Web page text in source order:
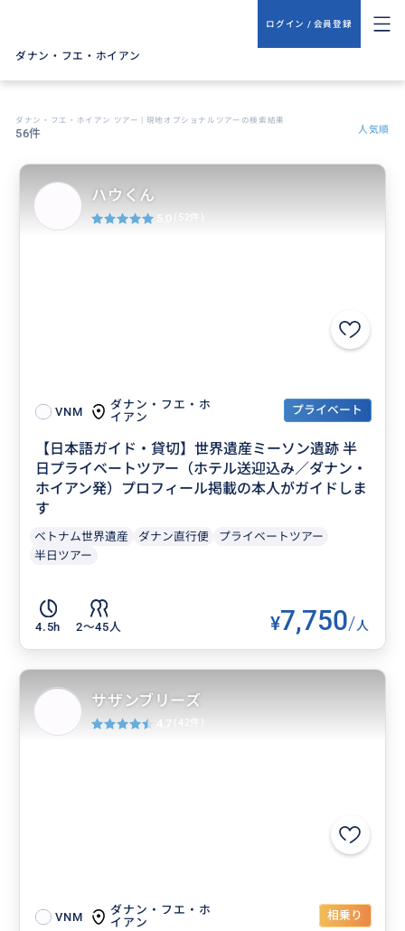
ログイン / 会員登録
ダナン・フエ・ホイアン
ダナン・フエ・ホイアン ツアー | 現地オプショナルツアーの検索結果
56件 人気順
VNM
ダナン・フエ・ホ
イアン
プライベート
【日本語ガイド・貸切】世界遺産ミーソン遺跡 半
日プライベートツアー（ホテル送迎込み／ダナン・
ホイアン発）プロフィール掲載の本人がガイドしま
す
ベトナム世界遺産 ダナン直行便
プライベートツアー
半日ツアー
4.5h 2〜45人 ¥7,750/人
ハウくん
5.0 (52件)
VNM
ダナン・フエ・ホ
イアン
相乗り
サザンブリーズ
4.7 (42件)